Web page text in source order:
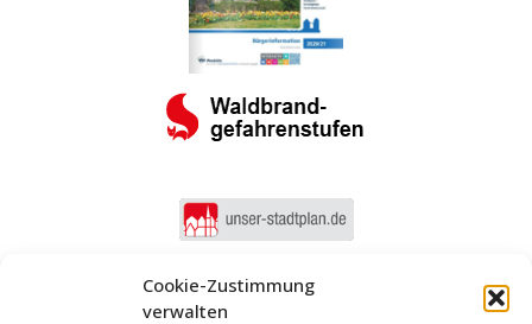
Cookie-Zustimmung
verwalten